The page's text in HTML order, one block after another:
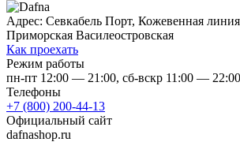
Адрес: Севкабель Порт, Кожевенная
Приморская Василеостровская
Как проехать
Режим работы
пн-пт 12:00 — 21:00, сб-вскр 11:00 — 22:00
Телефоны
+7 (800) 200-44-13
Официальный сайт
dafnashop.ru